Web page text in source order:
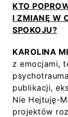
KTO
I ZMIANĘ W
SPOKOJU?
KAROLINA
z emocjami,
publikacji,
Nie Hejtuję-
projektów